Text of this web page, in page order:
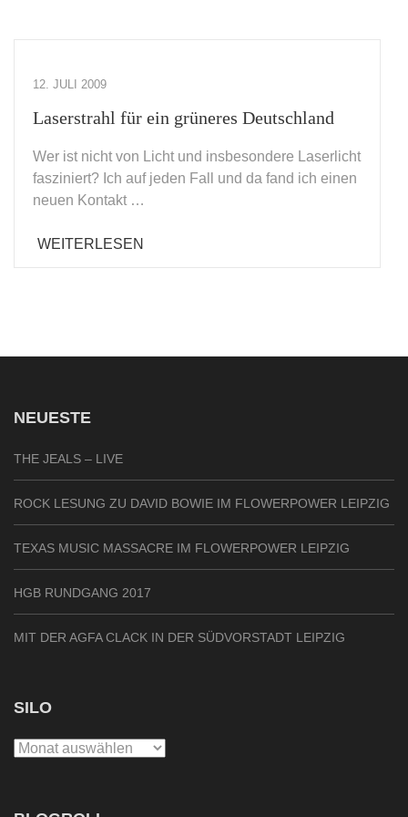
12. JULI 2009
Laserstrahl für ein grüneres Deutschland
Wer ist nicht von Licht und insbesondere Laserlicht
fasziniert? Ich auf jeden Fall und da fand ich einen
neuen Kontakt …
WEITERLESEN
NEUESTE
THE JEALS – LIVE
ROCK LESUNG ZU DAVID BOWIE IM FLOWERPOWER LEIPZIG
TEXAS MUSIC MASSACRE IM FLOWERPOWER LEIPZIG
HGB RUNDGANG 2017
MIT DER AGFA CLACK IN DER SÜDVORSTADT LEIPZIG
SILO
Silo